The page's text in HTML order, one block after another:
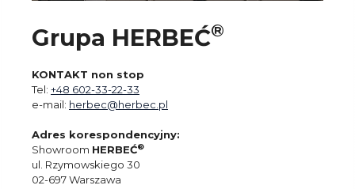
Grupa HERBEĆ®
KONTAKT non stop
Tel: +48 602-33-22-33
e-mail: herbec@herbec.pl
Adres korespondencyjny:
Showroom HERBEĆ®
ul. Rzymowskiego 30
02-697 Warszawa